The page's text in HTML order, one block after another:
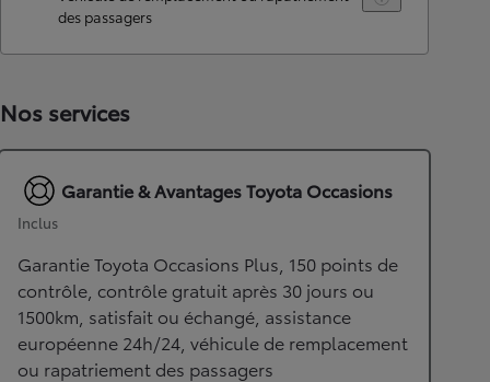
des passagers
Nos services
Garantie & Avantages Toyota Occasions
Inclus
Garantie Toyota Occasions Plus, 150 points de
contrôle, contrôle gratuit après 30 jours ou
1500km, satisfait ou échangé, assistance
européenne 24h/24, véhicule de remplacement
ou rapatriement des passagers